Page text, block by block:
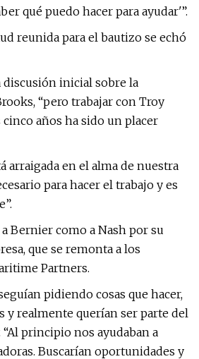
qué puedo hacer para ayudar'”.
reunida para el bautizo se echó
discusión inicial sobre la
“pero trabajar con Troy
años ha sido un placer
arraigada en el alma de nuestra
para hacer el trabajo y es
Bernier como a Nash por su
que se remonta a los
Partners.
pidiendo cosas que hacer,
y realmente querían ser parte del
principio nos ayudaban a
Buscarían oportunidades y